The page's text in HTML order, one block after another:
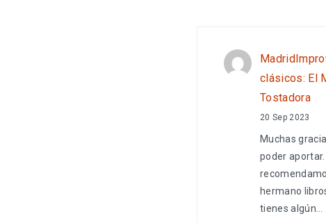
clásicos: El
Tostadora
20 Sep 2023
Muchas
poder
hermano
tienes algún…